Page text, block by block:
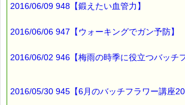
割引クーポン券のプレゼントや、耳より情報
→http://www.pass-thyme.com/special/
→http://www.pass-thyme.com/special/
2016/06/09 948【鍛えたい血管力】
2016/06/06 947【ウォーキングでガン予防】
2016/06/02 946【梅雨の時季に役立つバッチ
2016/05/30 945【6月のバッチフラワー講座